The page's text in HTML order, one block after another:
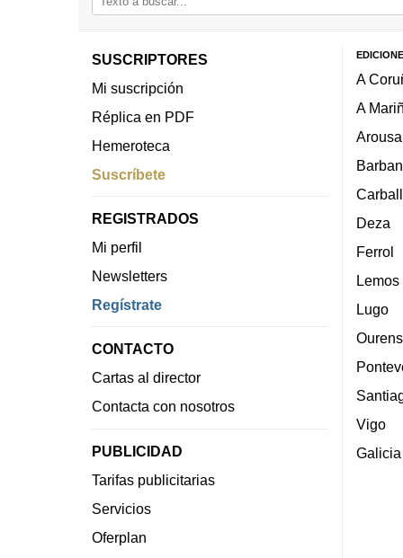
SUSCRIPTORES
Mi suscripción
Réplica en PDF
Hemeroteca
Suscríbete
REGISTRADOS
Mi perfil
Newsletters
Regístrate
CONTACTO
Cartas al director
Contacta con nosotros
PUBLICIDAD
Tarifas publicitarias
Servicios
Oferplan
A
A
Arousa
Deza
Ferrol
Lemos
Lugo
Vigo